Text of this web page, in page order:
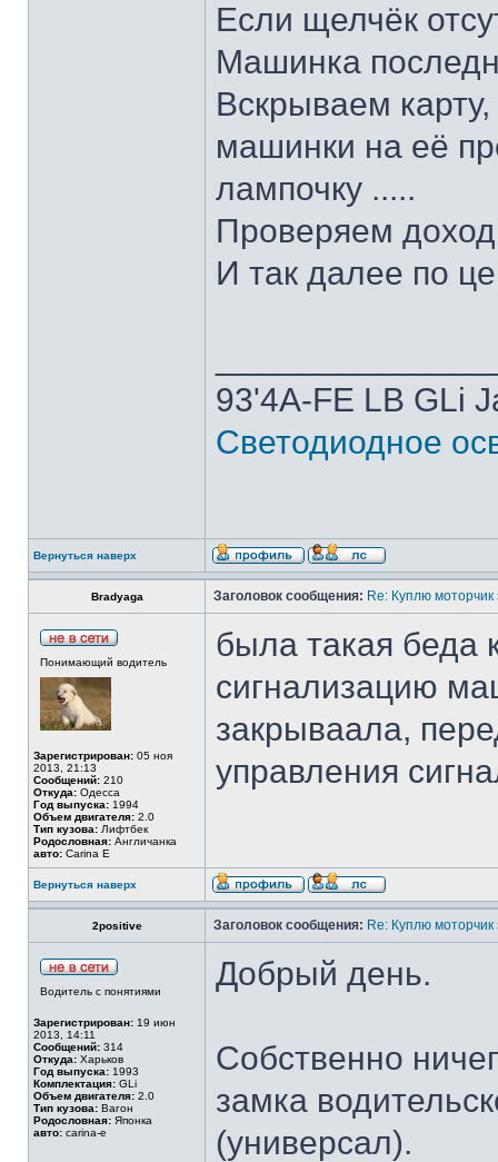
Если щелчёк
Машинка
Вскрываем
машинки на её
лампочку .....
Проверяем
И так далее по
93'4A-FE LB GLi
Светодиодное
Вернуться наверх
Bradyaga Заголовок сообщения: Re: Куплю моторчик
Понимающий водитель
Зарегистрирован: 05 ноя
2013, 21:13
Сообщений: 210
Откуда: Одесса
Год выпуска: 1994
Объем двигателя: 2.0
Тип кузова: Лифтбек
Родословная: Англичанка
авто: Carina E
была такая беда
сигнализацию
закрываала,
управления
Вернуться наверх
2positive Заголовок сообщения: Re: Куплю моторчик
Водитель с понятиями
Зарегистрирован: 19 июн
2013, 14:11
Сообщений: 314
Откуда: Харьков
Год выпуска: 1993
Комплектация: GLi
Объем двигателя: 2.0
Тип кузова: Вагон
Родословная: Японка
авто: carina-e
Добрый день.
Собственно
замка
(универсал).